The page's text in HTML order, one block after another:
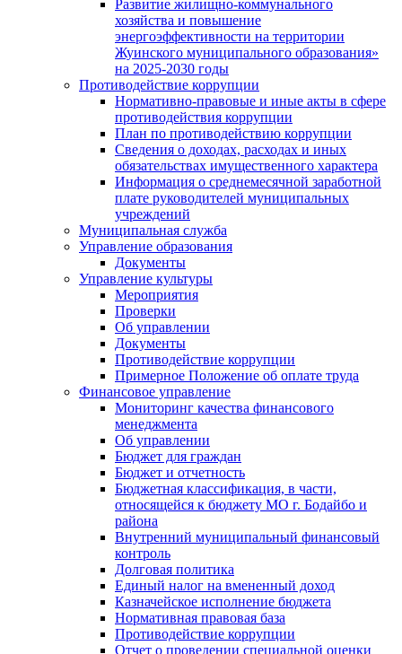
Развитие жилищно-коммунального
хозяйства и повышение
энергоэффективности на территории
Жуинского муниципального образования»
на 2025-2030 годы
Противодействие коррупции
Нормативно-правовые и иные акты в сфере
противодействия коррупции
План по противодействию коррупции
Сведения о доходах, расходах и иных
обязательствах имущественного характера
Информация о среднемесячной заработной
плате руководителей муниципальных
учреждений
Муниципальная служба
Управление образования
Документы
Управление культуры
Мероприятия
Проверки
Об управлении
Документы
Противодействие коррупции
Примерное Положение об оплате труда
Финансовое управление
Мониторинг качества финансового
менеджмента
Об управлении
Бюджет для граждан
Бюджет и отчетность
Бюджетная классификация, в части,
относящейся к бюджету МО г. Бодайбо и
района
Внутренний муниципальный финансовый
контроль
Долговая политика
Единый налог на вмененный доход
Казначейское исполнение бюджета
Нормативная правовая база
Противодействие коррупции
Отчет о проведении специальной оценки